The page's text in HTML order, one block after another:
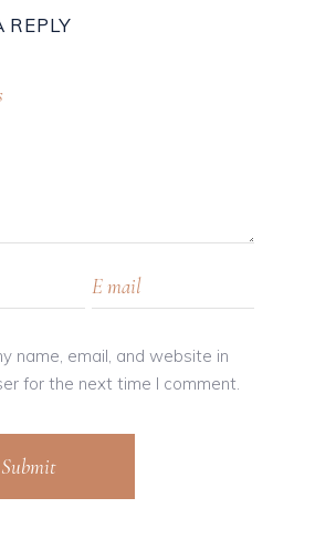
REPLY
name, email, and website in
for the next time I comment.
Submit